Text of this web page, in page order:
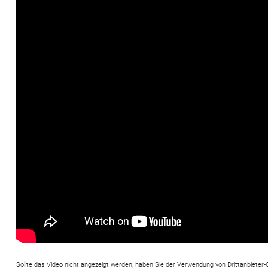
Sollte das Video nicht angezeigt werden, haben Sie der Verwendung von